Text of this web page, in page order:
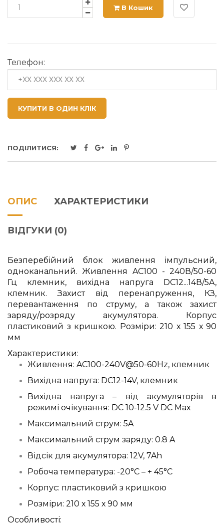
В Кошик
Телефон:
КУПИТИ В ОДИН КЛІК
ПОДІЛИТИСЯ:
ОПИС ХАРАКТЕРИСТИКИ
ВІДГУКИ (0)
Безперебійний блок живлення імпульсний,
одноканальний. Живлення AC100 - 240В/50-60
Гц клемник, вихідна напруга DC12...14В/5A,
клемник. Захист від перенапруження, КЗ,
перевантаження по струму, а також захист
заряду/розряду акумулятора. Корпус
пластиковий з кришкою. Розміри: 210 х 155 х 90
мм
Характеристики:
Живлення: AC100-240V@50-60Hz, клемник
Вихідна напруга: DC12-14V, клемник
Вихідна напруга – від акумуляторів в
режимі очікування: DC 10-12.5 V DC Max
Максимальний струм: 5A
Максимальний струм заряду: 0.8 A
Відсік для акумулятора: 12V, 7Ah
Робоча температура: -20°C – + 45°C
Корпус: пластиковий з кришкою
Розміри: 210 х 155 х 90 мм
Особливості: